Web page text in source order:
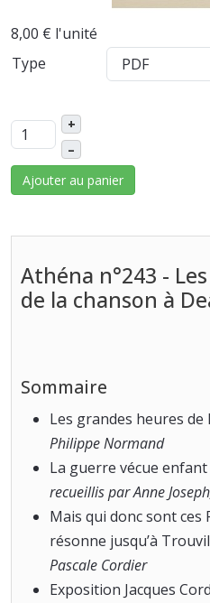
8,00 € l'unité
Type
+
–
Ajouter au panier
Athéna n°243 -
de la chanson à
Sommaire
Les grandes heures de
Philippe Normand
La guerre vécue
recueillis par Anne
Mais qui donc sont
résonne jusqu’à
Pascale Cordier
Exposition Jacques